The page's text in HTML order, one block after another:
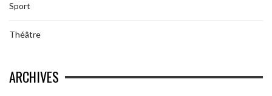
Sport
Théâtre
ARCHIVES